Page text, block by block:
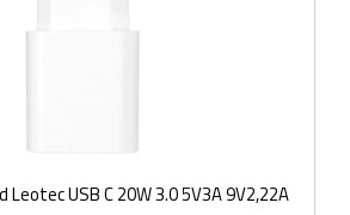
Leotec USB C 20W 3.0 5V3A 9V2,22A